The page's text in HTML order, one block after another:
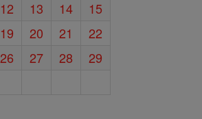
12 13 14
15
19 20 21
22
26 27 28
29